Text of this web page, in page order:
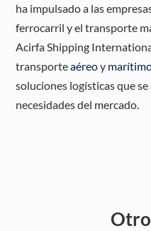
ha impulsado a las
ferrocarril y el transporte
Acirfa Shipping
transporteaéreoy
soluciones logísticas que
necesidades del mercado.